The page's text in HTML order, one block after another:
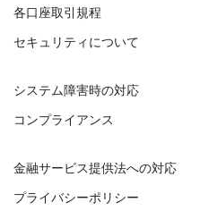
各口座取引規程
セキュリティについて
システム障害時の対応
コンプライアンス
金融サービス提供法への対応
プライバシーポリシー